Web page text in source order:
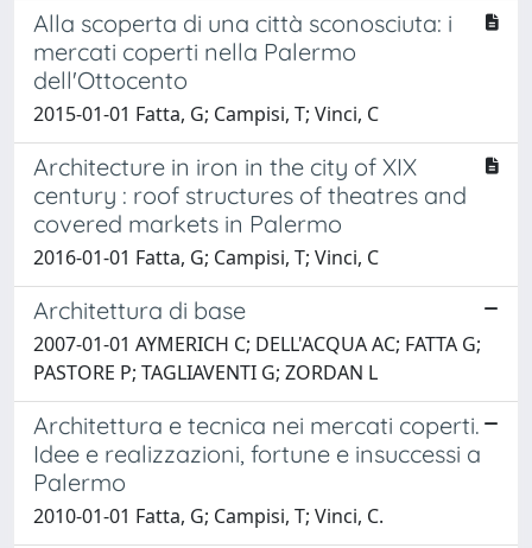
Alla scoperta di una città sconosciuta: i
mercati coperti nella Palermo
dell'Ottocento
2015-01-01 Fatta, G; Campisi, T; Vinci, C
Architecture in iron in the city of XIX
century : roof structures of theatres and
covered markets in Palermo
2016-01-01 Fatta, G; Campisi, T; Vinci, C
Architettura di base
2007-01-01 AYMERICH C; DELL'ACQUA AC; FATTA G;
PASTORE P; TAGLIAVENTI G; ZORDAN L
Architettura e tecnica nei mercati coperti.
Idee e realizzazioni, fortune e insuccessi a
Palermo
2010-01-01 Fatta, G; Campisi, T; Vinci, C.